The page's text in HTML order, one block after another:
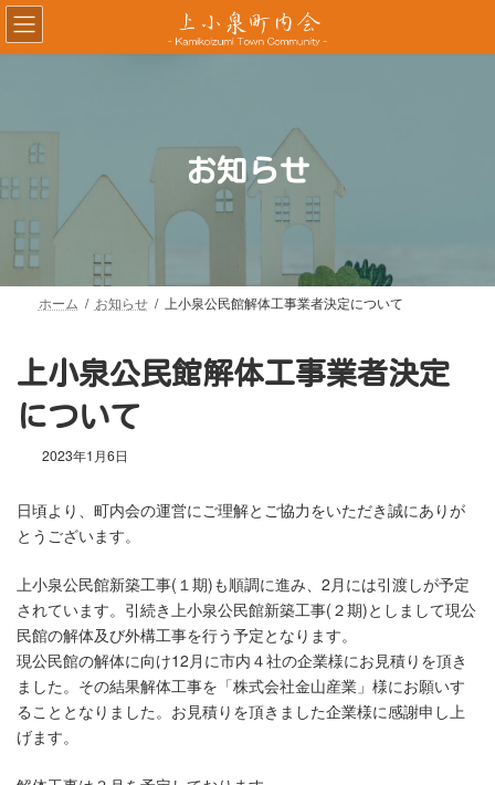
コ
ン
テ
ッ
ナ
ビ
ゲ
移
お知らせ
ホーム お知らせ 上小泉公民館解体工事業者決定について
上小泉公民館解体工事業者決定
について
2023年1月6日
日頃より、町内会の運営にご理解とご協力をいただき誠にありが
とうございます。
上小泉公民館新築工事(１期)も順調に進み、2月には引渡しが予定
されています。引続き上小泉公民館新築工事(２期)としまして現公
民館の解体及び外構工事を行う予定となります。
現公民館の解体に向け12月に市内４社の企業様にお見積りを頂き
ました。その結果解体工事を「株式会社金山産業」様にお願いす
ることとなりました。お見積りを頂きました企業様に感謝申し上
げます。